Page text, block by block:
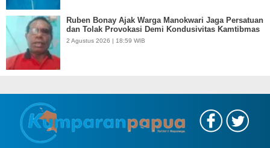
Ruben Bonay Ajak Warga Manokwari Jaga Persatuan
dan Tolak Provokasi Demi Kondusivitas Kamtibmas
2 Agustus 2026 | 18:59 WIB